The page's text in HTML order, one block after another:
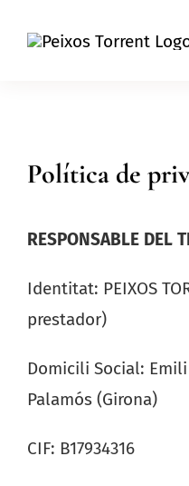
Política de
RESPONSABLE DEL
Identitat: PEIXOS
prestador)
Domicili Social: Emili
Palamós (Girona)
CIF: B17934316